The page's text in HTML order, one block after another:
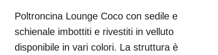
Poltroncina Lounge Coco con sedile e
schienale imbottiti e rivestiti in velluto
disponibile in vari colori. La struttura è